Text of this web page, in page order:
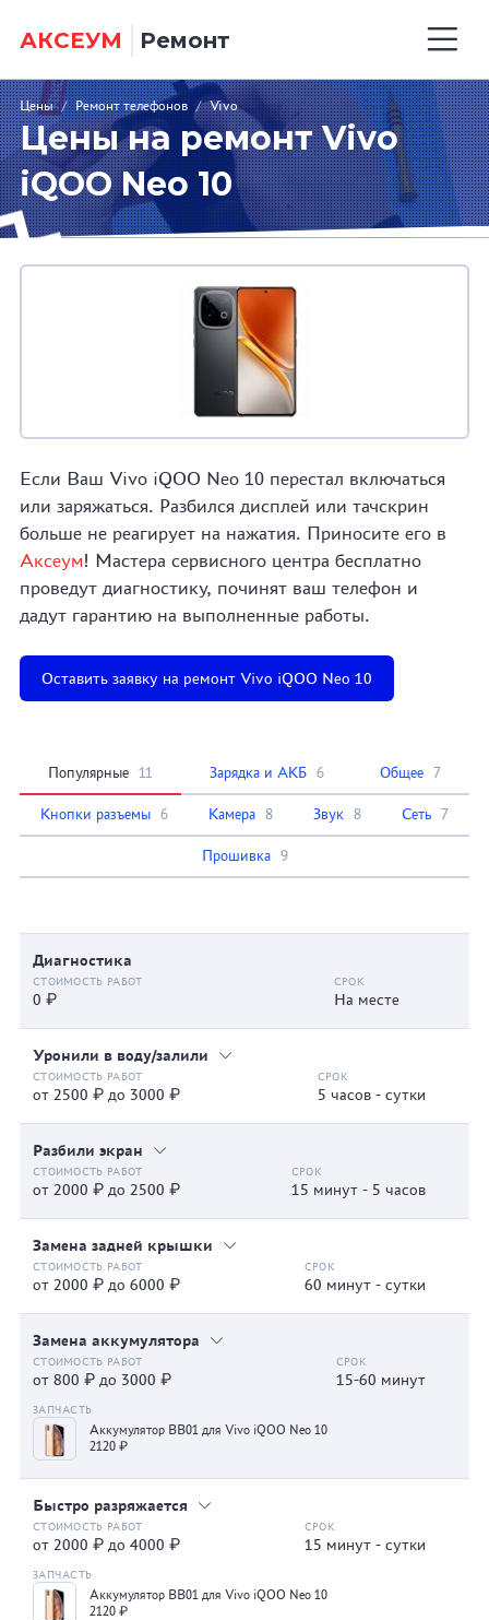
АКСЕУМ Ремонт
Цены / Ремонт телефонов / Vivo
Цены на ремонт Vivo
iQOO Neo 10
Если Ваш Vivo iQOO Neo 10 перестал включаться
или заряжаться. Разбился дисплей или тачскрин
больше не реагирует на нажатия. Приносите его в
Аксеум! Мастера сервисного центра бесплатно
проведут диагностику, починят ваш телефон и
дадут гарантию на выполненные работы.
Оставить заявку на ремонт Vivo iQOO Neo 10
Популярные 11 Зарядка и АКБ 6 Общее 7
Кнопки разъемы 6 Камера 8 Звук 8 Сеть 7
Прошивка 9
Диагностика
0 ₽ На месте
Уронили в воду/залили
от 2500 ₽ до 3000 ₽ 5 часов - сутки
Разбили экран
от 2000 ₽ до 2500 ₽ 15 минут - 5 часов
Замена задней крышки
от 2000 ₽ до 6000 ₽ 60 минут - сутки
Замена аккумулятора
от 800 ₽ до 3000 ₽ 15-60 минут
Аккумулятор BB01 для Vivo iQOO Neo 10
2120 ₽
Быстро разряжается
от 2000 ₽ до 4000 ₽ 15 минут - сутки
Аккумулятор BB01 для Vivo iQOO Neo 10
2120 ₽